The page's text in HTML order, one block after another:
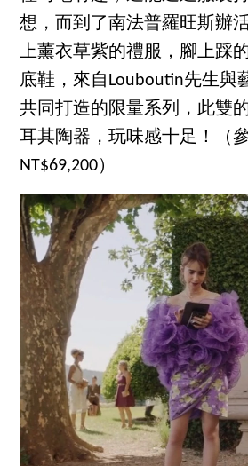
想，而到了南法普羅旺斯辦
上薰衣草紫的禮服，腳上踩
底鞋，來自Louboutin先生與
共同打造的限量系列，此雙
耳其陶器，玩味感十足！（
NT$69,200）